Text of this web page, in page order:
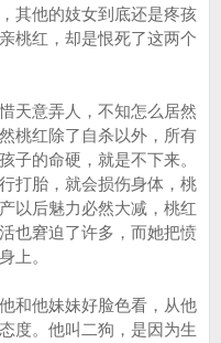
他的妓女到底还是疼孩
桃红，却是恨死了这两个
意弄人，不知怎么居然
桃红除了自杀以外，所有
子的命硬，就是不下来。
打胎，就会损伤身体，桃
以后魅力必然大减，桃红
也窘迫了许多，而她把愤
上。
他妹妹好脸色看，从他
度。他叫二狗，是因为生